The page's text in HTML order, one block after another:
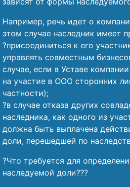
Например, речь идет о
этом случае наследник имеет
?присоединиться к его
управлять совместным
случае, если в Уставе
на участие в ООО сторонних
частности);
?в случае отказа других
наследника, как одного из
должна быть выплачена
доли, перешедшей по
?Что требуется для
наследуемой доли???